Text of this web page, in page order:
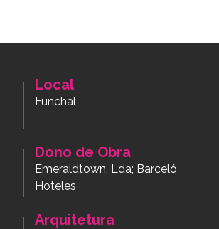
Local
Funchal
Dono de Obra
Emeraldtown, Lda; Barceló
Hoteles
Arquitetura